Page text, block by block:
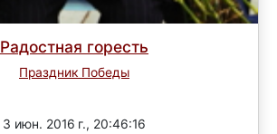
Радостная горесть
Праздник Победы
3 июн. 2016 г., 20:46:16